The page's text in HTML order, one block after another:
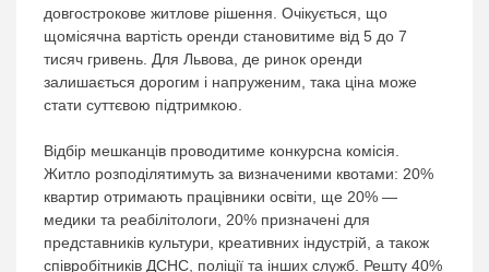
довгострокове житлове рішення. Очікується, що
щомісячна вартість оренди становитиме від 5 до 7
тисяч гривень. Для Львова, де ринок оренди
залишається дорогим і напруженим, така ціна може
стати суттєвою підтримкою.
Відбір мешканців проводитиме конкурсна комісія.
Житло розподілятимуть за визначеними квотами: 20%
квартир отримають працівники освіти, ще 20% —
медики та реабілітологи, 20% призначені для
представників культури, креативних індустрій, а також
співробітників ДСНС, поліції та інших служб. Решту 40%